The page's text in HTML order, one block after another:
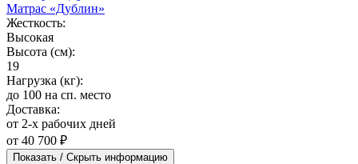
Матрас «Дублин»
Жесткость:
Высокая
Высота (см):
19
Нагрузка (кг):
до 100 на сп. место
Доставка:
от 2-х рабочих дней
от 40 700 ₽
Показать / Скрыть информацию